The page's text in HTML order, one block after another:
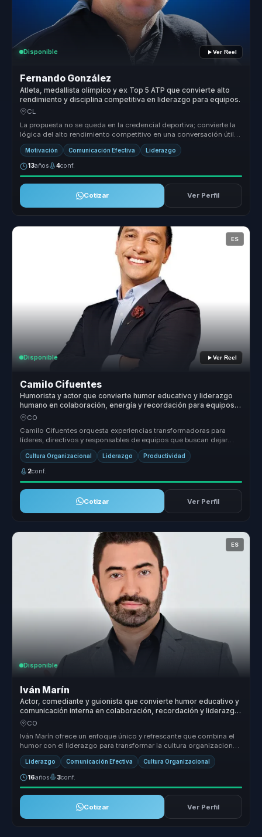
Disponible Ver Reel
Fernando González
Atleta, medallista olímpico y ex Top 5 ATP que convierte alto
rendimiento y disciplina competitiva en liderazgo para equipos.
CL
La propuesta no se queda en la credencial deportiva; convierte la
lógica del alto rendimiento competitivo en una conversación útil
para d...
Motivación Comunicación Efectiva Liderazgo
13años 4conf.
Cotizar Ver Perfil
ES
Disponible Ver Reel
Camilo Cifuentes
Humorista y actor que convierte humor educativo y liderazgo
humano en colaboración, energía y recordación para equipos
dentro de organizaciones.
CO
Camilo Cifuentes orquesta experiencias transformadoras para
líderes, directivos y responsables de equipos que buscan dejar
atrás la desal...
Cultura Organizacional Liderazgo Productividad
2conf.
Cotizar Ver Perfil
ES
Disponible
Iván Marín
Actor, comediante y guionista que convierte humor educativo y
comunicación interna en colaboración, recordación y liderazgo
para equipos.
CO
Iván Marín ofrece un enfoque único y refrescante que combina el
humor con el liderazgo para transformar la cultura organizacional
de mane...
Liderazgo Comunicación Efectiva Cultura Organizacional
16años 3conf.
Cotizar Ver Perfil